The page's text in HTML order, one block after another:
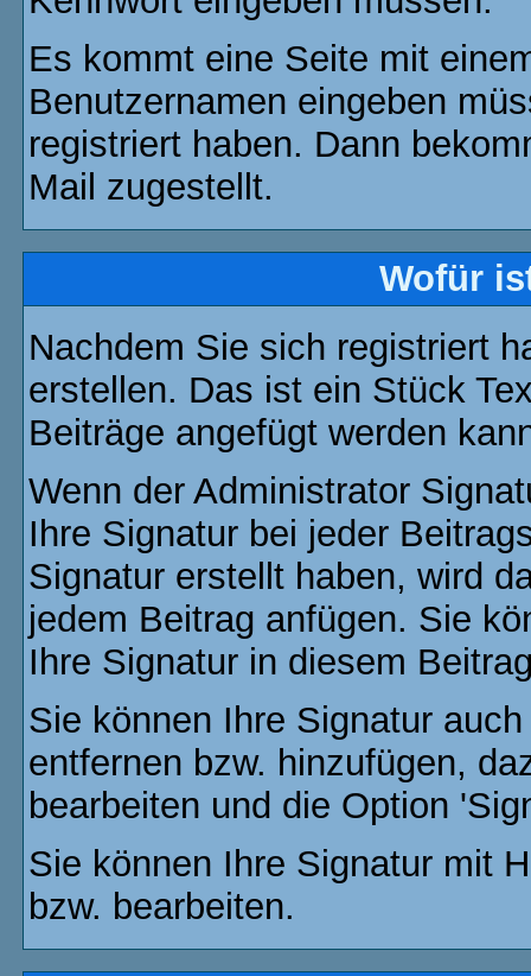
Es kommt eine Seite mit
Benutzernamen eingeben
registriert haben. Dann
Mail zugestellt.
Wofür
Nachdem Sie sich registriert
erstellen. Das ist ein Stück
Beiträge angefügt werden
Wenn der Administrator
Ihre Signatur bei jeder
Signatur erstellt haben, wird
jedem Beitrag anfügen. Sie
Ihre Signatur in diesem
Sie können Ihre Signatur
entfernen bzw. hinzufügen,
bearbeiten und die Option
Sie können Ihre Signatur mit
bzw. bearbeiten.